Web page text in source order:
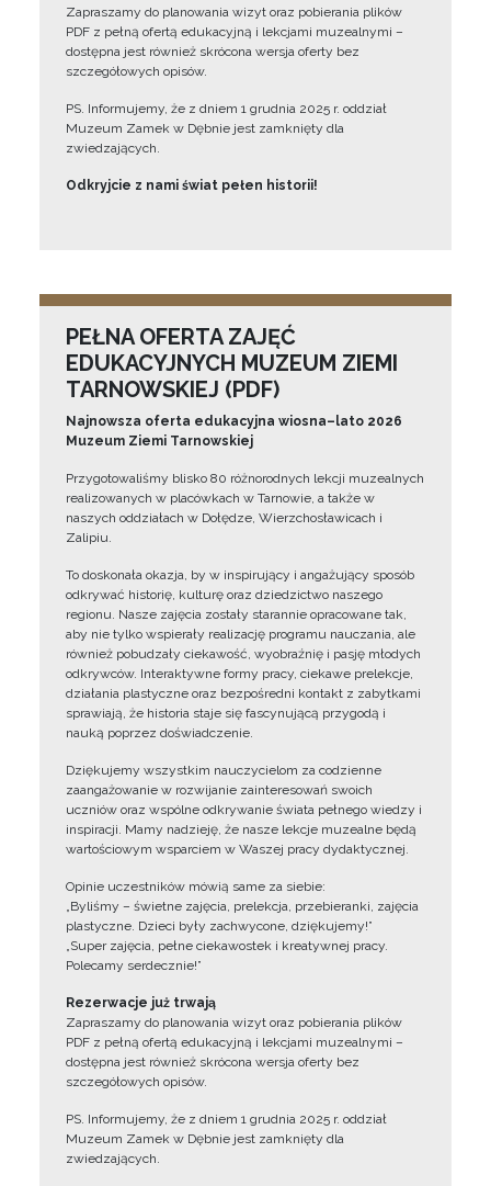
Zapraszamy do planowania wizyt oraz pobierania plików
PDF z pełną ofertą edukacyjną i lekcjami muzealnymi –
dostępna jest również skrócona wersja oferty bez
szczegółowych opisów.
PS. Informujemy, że z dniem 1 grudnia 2025 r. oddział
Muzeum Zamek w Dębnie jest zamknięty dla
zwiedzających.
Odkryjcie z nami świat pełen historii!
PEŁNA OFERTA ZAJĘĆ
EDUKACYJNYCH MUZEUM ZIEMI
TARNOWSKIEJ (PDF)
Najnowsza oferta edukacyjna wiosna–lato 2026
Muzeum Ziemi Tarnowskiej
Przygotowaliśmy blisko 80 różnorodnych lekcji muzealnych
realizowanych w placówkach w Tarnowie, a także w
naszych oddziałach w Dołędze, Wierzchosławicach i
Zalipiu.
To doskonała okazja, by w inspirujący i angażujący sposób
odkrywać historię, kulturę oraz dziedzictwo naszego
regionu. Nasze zajęcia zostały starannie opracowane tak,
aby nie tylko wspierały realizację programu nauczania, ale
również pobudzały ciekawość, wyobraźnię i pasję młodych
odkrywców. Interaktywne formy pracy, ciekawe prelekcje,
działania plastyczne oraz bezpośredni kontakt z zabytkami
sprawiają, że historia staje się fascynującą przygodą i
nauką poprzez doświadczenie.
Dziękujemy wszystkim nauczycielom za codzienne
zaangażowanie w rozwijanie zainteresowań swoich
uczniów oraz wspólne odkrywanie świata pełnego wiedzy i
inspiracji. Mamy nadzieję, że nasze lekcje muzealne będą
wartościowym wsparciem w Waszej pracy dydaktycznej.
Opinie uczestników mówią same za siebie:
„Byliśmy – świetne zajęcia, prelekcja, przebieranki, zajęcia
plastyczne. Dzieci były zachwycone, dziękujemy!”
„Super zajęcia, pełne ciekawostek i kreatywnej pracy.
Polecamy serdecznie!”
Rezerwacje już trwają
Zapraszamy do planowania wizyt oraz pobierania plików
PDF z pełną ofertą edukacyjną i lekcjami muzealnymi –
dostępna jest również skrócona wersja oferty bez
szczegółowych opisów.
PS. Informujemy, że z dniem 1 grudnia 2025 r. oddział
Muzeum Zamek w Dębnie jest zamknięty dla
zwiedzających.